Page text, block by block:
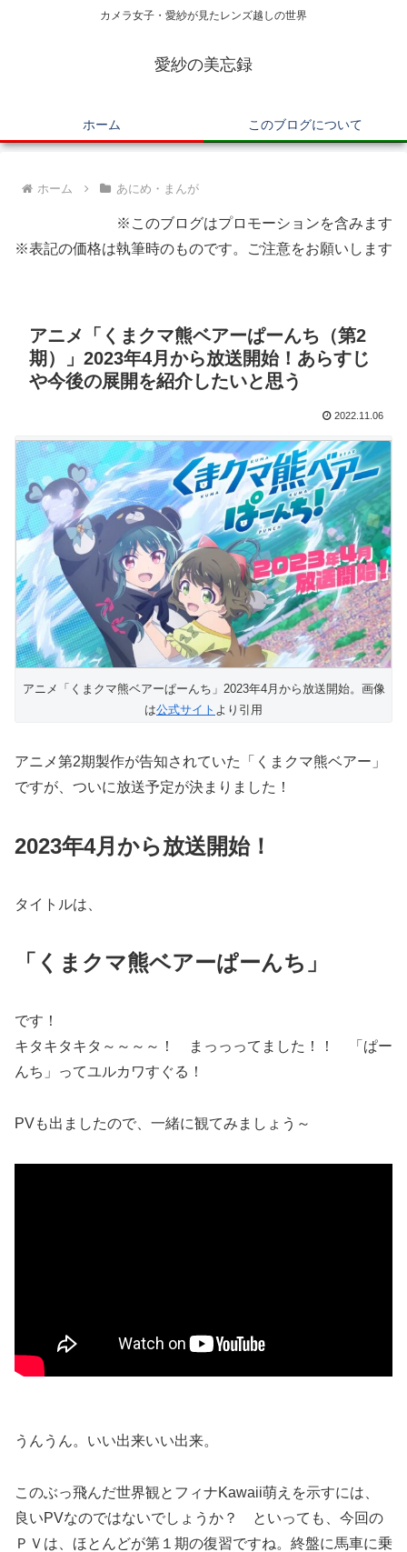
カメラ女子・愛紗が見たレンズ越しの世界
愛紗の美忘録
ホーム このブログについて
ホーム あにめ・まんが
※このブログはプロモーションを含みます
※表記の価格は執筆時のものです。ご注意をお願いします
アニメ「くまクマ熊ベアーぱーんち（第2
期）」2023年4月から放送開始！あらすじ
や今後の展開を紹介したいと思う
2022.11.06
アニメ「くまクマ熊ベアーぱーんち」2023年4月から放送開始。画像
は公式サイト より引用
アニメ第2期製作が告知されていた「くまクマ熊ベアー」
ですが、ついに放送予定が決まりました！
2023年4月から放送開始！
タイトルは、
「くまクマ熊ベアーぱーんち」
です！
キタキタキタ～～～～！ まっっってました！！ 「ぱー
んち」ってユルカワすぐる！
PVも出ましたので、一緒に観てみましょう～
うんうん。いい出来いい出来。
このぶっ飛んだ世界観とフィナKawaii萌えを示すには、
良いPVなのではないでしょうか？ といっても、今回の
ＰＶは、ほとんどが第１期の復習ですね。終盤に馬車に乗